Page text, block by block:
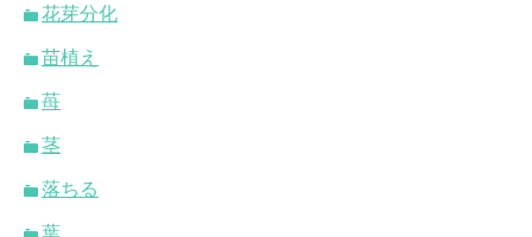
花芽分化
苗植え
苺
茎
落ちる